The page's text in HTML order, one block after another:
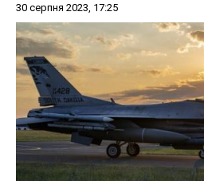
30 серпня 2023, 17:25